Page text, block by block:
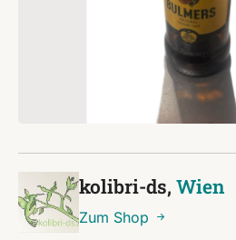
kolibri-ds, Wien
Zum Shop